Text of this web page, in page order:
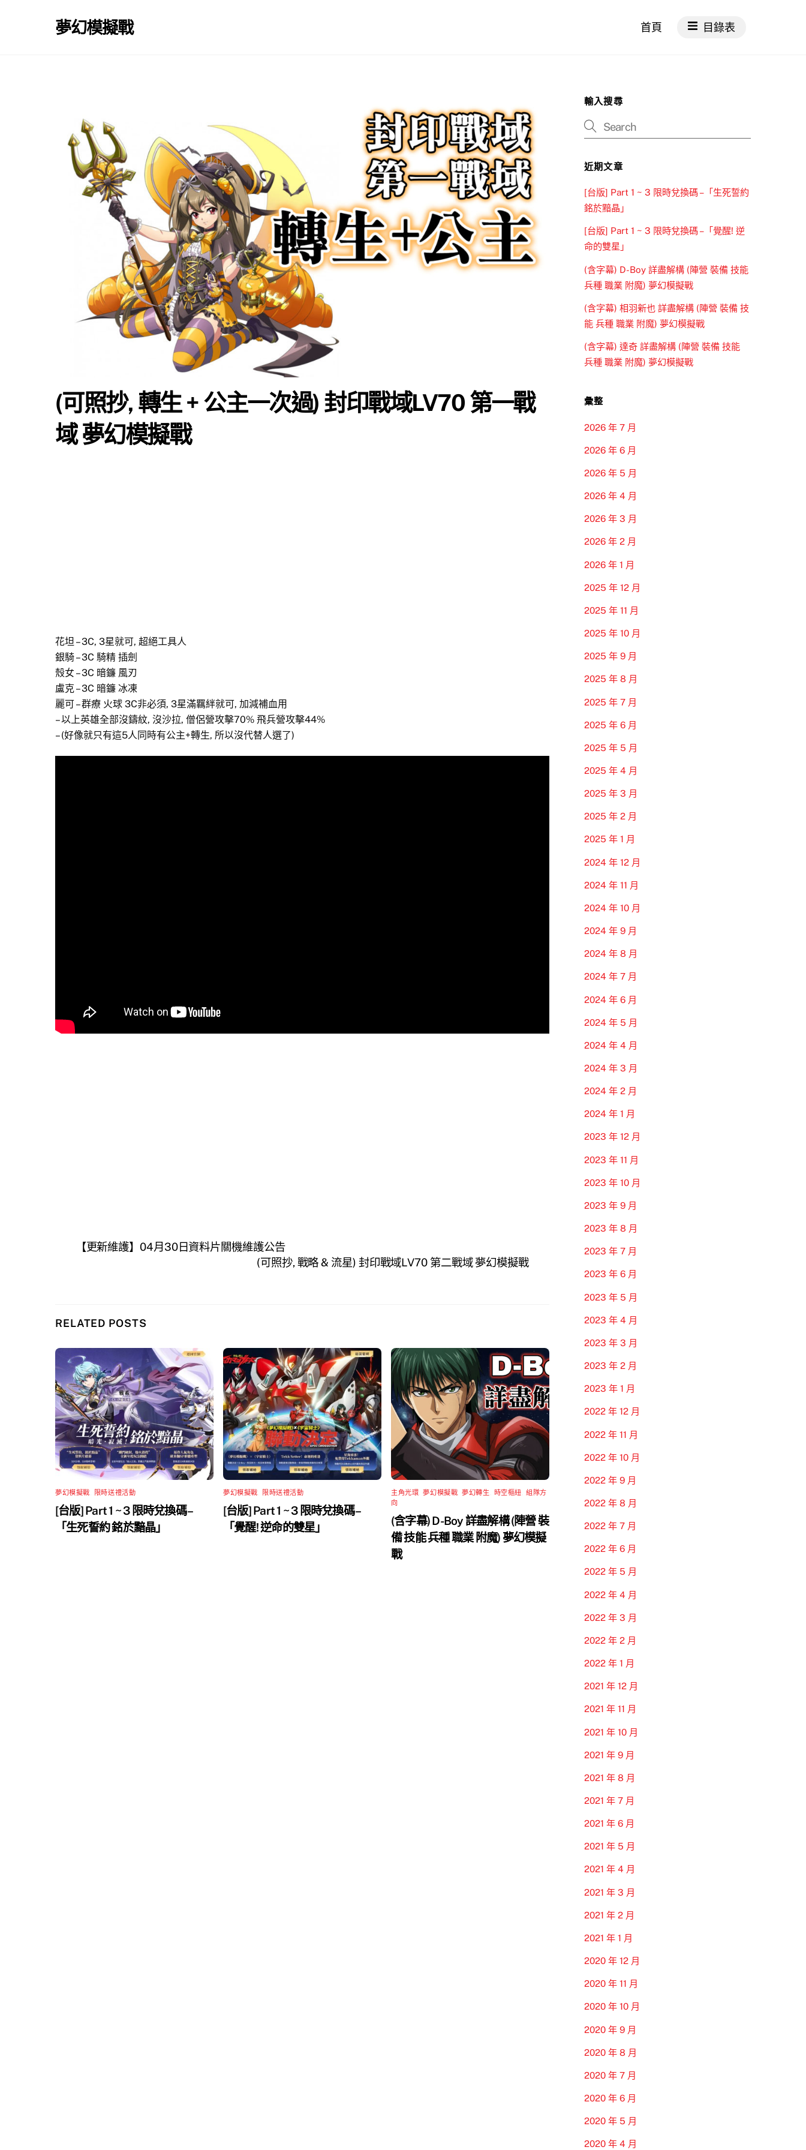
夢幻模擬戰 首頁 目錄表
(可照抄, 轉生 + 公主一次過) 封印戰域LV70 第一戰
域 夢幻模擬戰
花坦 – 3C, 3星就可, 超絕工具人
銀騎 – 3C 騎精 插劍
殼女 – 3C 暗鐮 風刃
盧克 – 3C 暗鐮 冰凍
麗可 – 群療 火球 3C非必須, 3星滿羈絆就可, 加減補血用
– 以上英雄全部沒鑄紋, 沒沙拉, 僧侶營攻擊70% 飛兵營攻擊44%
– (好像就只有這5人同時有公主+轉生, 所以沒代替人選了)
【更新維護】04月30日資料片關機維護公告
(可照抄, 戰略 & 流星) 封印戰域LV70 第二戰域 夢幻模擬戰
RELATED POSTS
夢幻模擬戰 限時送禮活動
[台版] Part 1 ~ 3 限時兌換碼 –
「生死誓約 銘於黯晶」
夢幻模擬戰 限時送禮活動
[台版] Part 1 ~ 3 限時兌換碼 –
「覺醒! 逆命的雙星」
主角光環 ,夢幻模擬戰 ,夢幻轉生 時空樞紐 ,組隊方
向
(含字幕) D-Boy 詳盡解構 (陣營 裝
備 技能 兵種 職業 附魔) 夢幻模擬
戰
輸入搜尋
近期文章
[台版] Part 1 ~ 3 限時兌換碼 –「生死誓約
銘於黯晶」
[台版] Part 1 ~ 3 限時兌換碼 –「覺醒! 逆
命的雙星」
(含字幕) D-Boy 詳盡解構 (陣營 裝備 技能
兵種 職業 附魔) 夢幻模擬戰
(含字幕) 相羽新也 詳盡解構 (陣營 裝備 技
能 兵種 職業 附魔) 夢幻模擬戰
(含字幕) 達奇 詳盡解構 (陣營 裝備 技能
兵種 職業 附魔) 夢幻模擬戰
彙整
2026 年 7 月
2026 年 6 月
2026 年 5 月
2026 年 4 月
2026 年 3 月
2026 年 2 月
2026 年 1 月
2025 年 12 月
2025 年 11 月
2025 年 10 月
2025 年 9 月
2025 年 8 月
2025 年 7 月
2025 年 6 月
2025 年 5 月
2025 年 4 月
2025 年 3 月
2025 年 2 月
2025 年 1 月
2024 年 12 月
2024 年 11 月
2024 年 10 月
2024 年 9 月
2024 年 8 月
2024 年 7 月
2024 年 6 月
2024 年 5 月
2024 年 4 月
2024 年 3 月
2024 年 2 月
2024 年 1 月
2023 年 12 月
2023 年 11 月
2023 年 10 月
2023 年 9 月
2023 年 8 月
2023 年 7 月
2023 年 6 月
2023 年 5 月
2023 年 4 月
2023 年 3 月
2023 年 2 月
2023 年 1 月
2022 年 12 月
2022 年 11 月
2022 年 10 月
2022 年 9 月
2022 年 8 月
2022 年 7 月
2022 年 6 月
2022 年 5 月
2022 年 4 月
2022 年 3 月
2022 年 2 月
2022 年 1 月
2021 年 12 月
2021 年 11 月
2021 年 10 月
2021 年 9 月
2021 年 8 月
2021 年 7 月
2021 年 6 月
2021 年 5 月
2021 年 4 月
2021 年 3 月
2021 年 2 月
2021 年 1 月
2020 年 12 月
2020 年 11 月
2020 年 10 月
2020 年 9 月
2020 年 8 月
2020 年 7 月
2020 年 6 月
2020 年 5 月
2020 年 4 月